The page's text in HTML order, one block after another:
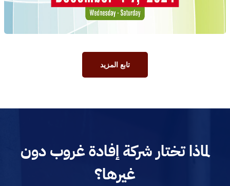
تابع المزيد
لماذا تختار شركة إفادة غروب دون
غيرها؟